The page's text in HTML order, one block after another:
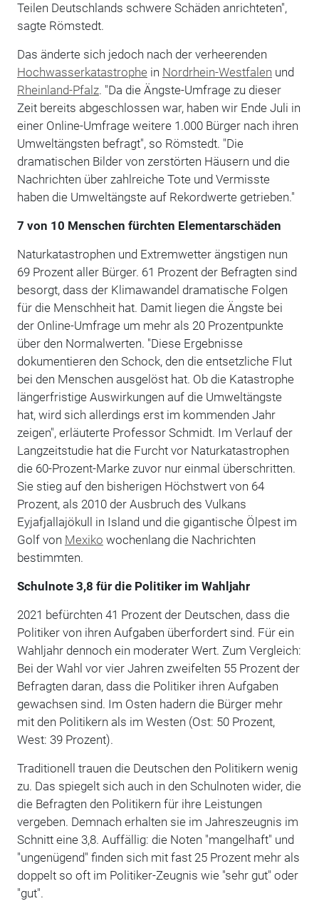
Teilen Deutschlands schwere Schäden anrichteten",
sagte Römstedt.
Das änderte sich jedoch nach der verheerenden
Hochwasserkatastrophe in Nordrhein-Westfalen und
Rheinland-Pfalz. "Da die Ängste-Umfrage zu dieser
Zeit bereits abgeschlossen war, haben wir Ende Juli in
einer Online-Umfrage weitere 1.000 Bürger nach ihren
Umweltängsten befragt", so Römstedt. "Die
dramatischen Bilder von zerstörten Häusern und die
Nachrichten über zahlreiche Tote und Vermisste
haben die Umweltängste auf Rekordwerte getrieben."
7 von 10 Menschen fürchten Elementarschäden
Naturkatastrophen und Extremwetter ängstigen nun
69 Prozent aller Bürger. 61 Prozent der Befragten sind
besorgt, dass der Klimawandel dramatische Folgen
für die Menschheit hat. Damit liegen die Ängste bei
der Online-Umfrage um mehr als 20 Prozentpunkte
über den Normalwerten. "Diese Ergebnisse
dokumentieren den Schock, den die entsetzliche Flut
bei den Menschen ausgelöst hat. Ob die Katastrophe
längerfristige Auswirkungen auf die Umweltängste
hat, wird sich allerdings erst im kommenden Jahr
zeigen", erläuterte Professor Schmidt. Im Verlauf der
Langzeitstudie hat die Furcht vor Naturkatastrophen
die 60-Prozent-Marke zuvor nur einmal überschritten.
Sie stieg auf den bisherigen Höchstwert von 64
Prozent, als 2010 der Ausbruch des Vulkans
Eyjafjallajökull in Island und die gigantische Ölpest im
Golf von Mexiko wochenlang die Nachrichten
bestimmten.
Schulnote 3,8 für die Politiker im Wahljahr
2021 befürchten 41 Prozent der Deutschen, dass die
Politiker von ihren Aufgaben überfordert sind. Für ein
Wahljahr dennoch ein moderater Wert. Zum Vergleich:
Bei der Wahl vor vier Jahren zweifelten 55 Prozent der
Befragten daran, dass die Politiker ihren Aufgaben
gewachsen sind. Im Osten hadern die Bürger mehr
mit den Politikern als im Westen (Ost: 50 Prozent,
West: 39 Prozent).
Traditionell trauen die Deutschen den Politikern wenig
zu. Das spiegelt sich auch in den Schulnoten wider, die
die Befragten den Politikern für ihre Leistungen
vergeben. Demnach erhalten sie im Jahreszeugnis im
Schnitt eine 3,8. Auffällig: die Noten "mangelhaft" und
"ungenügend" finden sich mit fast 25 Prozent mehr als
doppelt so oft im Politiker-Zeugnis wie "sehr gut" oder
"gut".